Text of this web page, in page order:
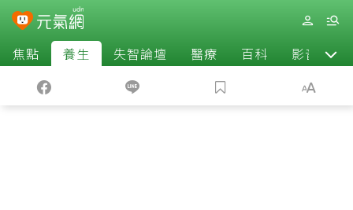
焦點 養生 失智論壇 醫療 百科 影音